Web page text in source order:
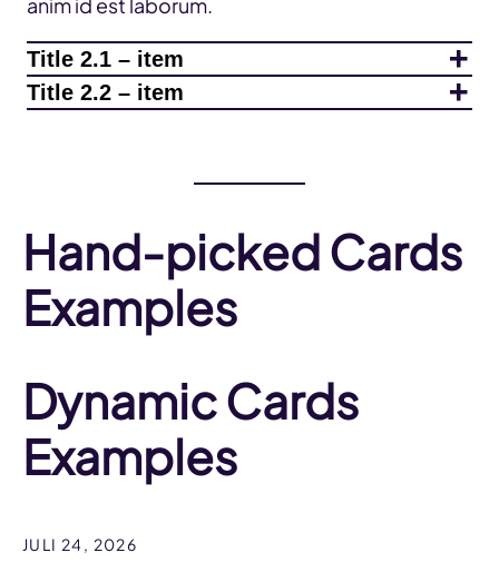
Title 2.1 – item
Title 2.2 – item
Hand-picked Cards
Examples
Dynamic Cards
Examples
JULI 24, 2026